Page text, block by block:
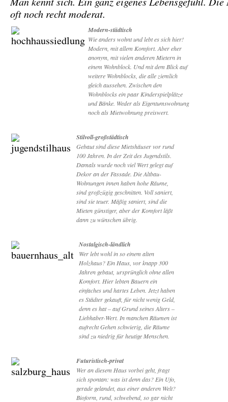
oft noch recht moderat.
Modern-städtisch
Wie anders wohnt und lebt es sich hier!
Modern, mit allem Komfort. Aber eher
anonym, mit vielen anderen Mietern in
einem Wohnblock. Und mit dem Blick auf
weitere Wohnblocks, die alle ziemlich
gleich aussehen. Zwischen den
Wohnblocks ein paar Kinderspielplätze
und Bänke. Weder als Eigentumswohnung
noch als Mietwohnung preiswert.
Stilvoll-großstädtisch
Gebaut sind diese Mietshäuser vor rund
100 Jahren. In der Zeit des Jugendstils.
Damals wurde noch viel Wert gelegt auf
Dekor an der Fassade. Die Altbau-
Wohnungen innen haben hohe Räume,
sind großzügig geschnitten. Voll saniert,
sind sie teuer. Mäßig saniert, sind die
Mieten günstiger, aber der Komfort läßt
dann zu wünschen übrig.
Nostalgisch-ländlich
Wer lebt wohl in so einem alten
Holzhaus? Ein Haus, vor knapp 300
Jahren gebaut, ursprünglich ohne allen
Komfort. Hier lebten Bauern ein
einfaches und hartes Leben. Jetzt haben
es Städter gekauft, für nicht wenig Geld,
denn es hat – auf Grund seines Alters –
Liebhaber-Wert. In manchen Räumen ist
aufrecht Gehen schwierig, die Räume
sind zu niedrig für heutige Menschen.
Futuristisch-privat
Wer an diesem Haus vorbei geht, fragt
sich spontan: was ist denn das? Ein Ufo,
gerade gelandet, aus einer anderen Welt?
Bioform, rund, schwebend, so gar nicht